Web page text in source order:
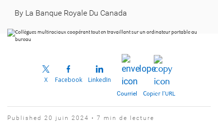
By La Banque Royale Du Canada
X Facebook LinkedIn
Courriel Copier l’URL
Published 20 juin 2024 • 7 min de lecture